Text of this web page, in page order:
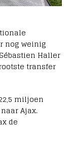
nog weinig
Haller
transfer
miljoen
Ajax.
de